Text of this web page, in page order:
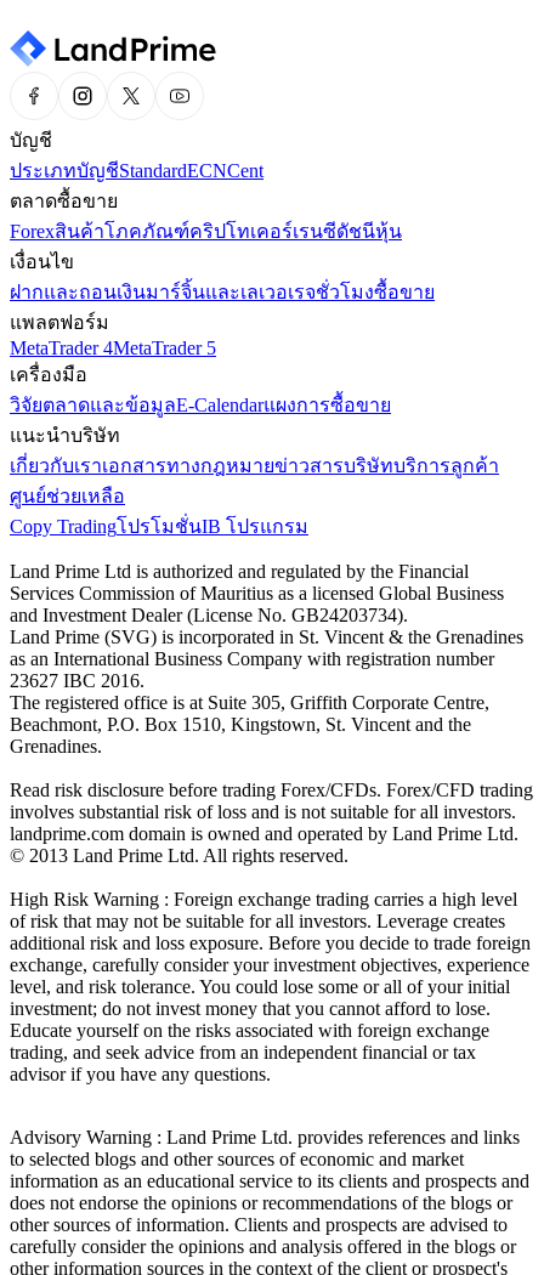
บัญชี
ประเภทบัญชีStandardECNCent
ตลาดซื้อขาย
Forexสินค้าโภคภัณฑ์คริปโทเคอร์เรนซีดัชนีหุ้น
เงื่อนไข
ฝากและถอนเงินมาร์จิ้นและเลเวอเรจชั่วโมงซื้อขาย
แพลตฟอร์ม
MetaTrader 4MetaTrader 5
เครื่องมือ
วิจัยตลาดและข้อมูลE-Calendarแผงการซื้อขาย
แนะนำบริษัท
เกี่ยวกับเราเอกสารทางกฎหมายข่าวสารบริษัทบริการลูกค้า
ศูนย์ช่วยเหลือ
Copy Tradingโปรโมชั่นIB โปรแกรม
Land Prime Ltd is authorized and regulated by the Financial
Services Commission of Mauritius as a licensed Global Business
and Investment Dealer (License No. GB24203734).
Land Prime (SVG) is incorporated in St. Vincent & the Grenadines
as an International Business Company with registration number
23627 IBC 2016.
The registered office is at Suite 305, Griffith Corporate Centre,
Beachmont, P.O. Box 1510, Kingstown, St. Vincent and the
Grenadines.
Read risk disclosure before trading Forex/CFDs. Forex/CFD trading
involves substantial risk of loss and is not suitable for all investors.
landprime.com domain is owned and operated by Land Prime Ltd.
© 2013 Land Prime Ltd. All rights reserved.
High Risk Warning : Foreign exchange trading carries a high level
of risk that may not be suitable for all investors. Leverage creates
additional risk and loss exposure. Before you decide to trade foreign
exchange, carefully consider your investment objectives, experience
level, and risk tolerance. You could lose some or all of your initial
investment; do not invest money that you cannot afford to lose.
Educate yourself on the risks associated with foreign exchange
trading, and seek advice from an independent financial or tax
advisor if you have any questions.
Advisory Warning : Land Prime Ltd. provides references and links
to selected blogs and other sources of economic and market
information as an educational service to its clients and prospects and
does not endorse the opinions or recommendations of the blogs or
other sources of information. Clients and prospects are advised to
carefully consider the opinions and analysis offered in the blogs or
other information sources in the context of the client or prospect's